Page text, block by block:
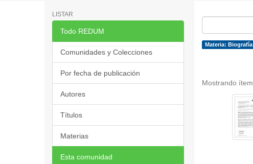
LISTAR
Todo REDUM
Comunidades y Colecciones
Por fecha de publicación
Autores
Títulos
Materias
Esta comunidad
Materia: Biografía
Mostrando